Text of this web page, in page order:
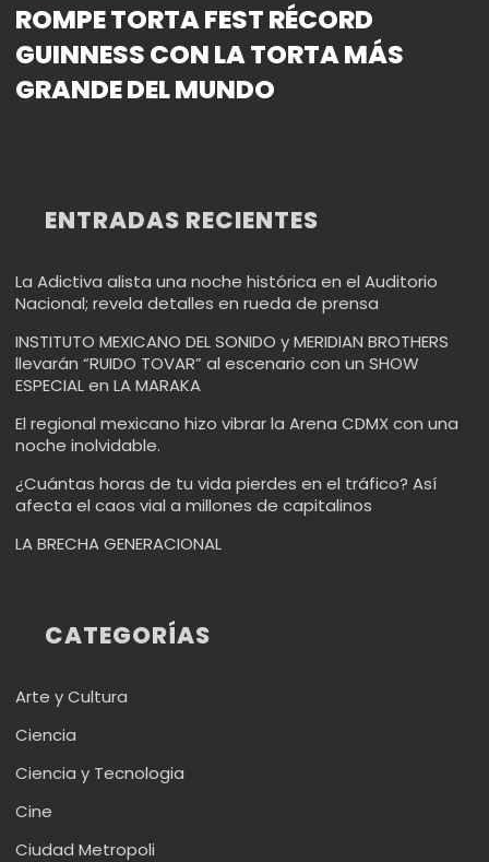
ROMPE TORTA FEST RÉCORD
GUINNESS CON LA TORTA MÁS
GRANDE DEL MUNDO
ENTRADAS RECIENTES
La Adictiva alista una noche histórica en el Auditorio
Nacional; revela detalles en rueda de prensa
INSTITUTO MEXICANO DEL SONIDO y MERIDIAN BROTHERS
llevarán “RUIDO TOVAR” al escenario con un SHOW
ESPECIAL en LA MARAKA
El regional mexicano hizo vibrar la Arena CDMX con una
noche inolvidable.
¿Cuántas horas de tu vida pierdes en el tráfico? Así
afecta el caos vial a millones de capitalinos
LA BRECHA GENERACIONAL
CATEGORÍAS
Arte y Cultura
Ciencia
Ciencia y Tecnologia
Cine
Ciudad Metropoli